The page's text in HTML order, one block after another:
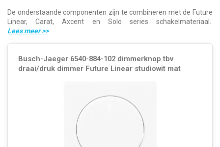
De onderstaande componenten zijn te combineren met de Future
Linear, Carat, Axcent en Solo series schakelmateriaal.
Lees meer>>
Busch-Jaeger 6540-884-102 dimmerknop tbv
draai/druk dimmer Future Linear studiowit mat